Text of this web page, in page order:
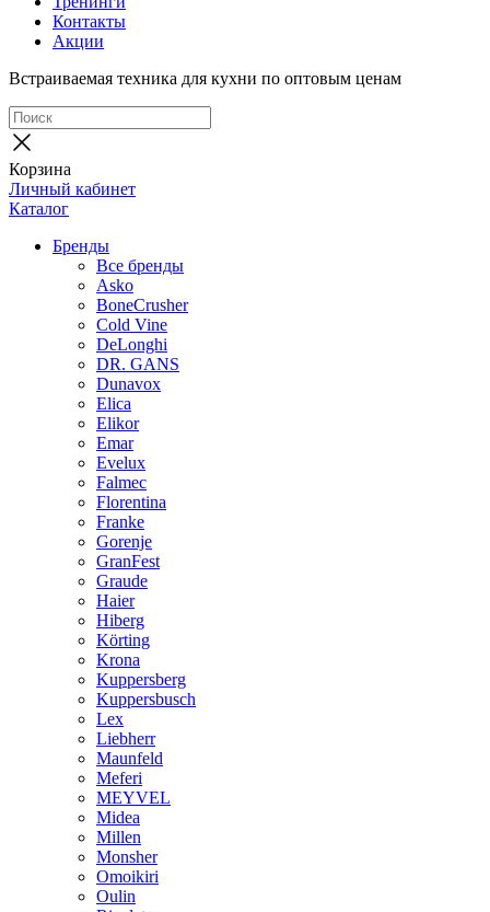
Контакты
Акции
Встраиваемая техника для кухни по оптовым ценам
Корзина
Личный кабинет
Каталог
Бренды
Все бренды
Asko
BoneCrusher
Cold Vine
DeLonghi
DR. GANS
Dunavox
Elica
Elikor
Emar
Evelux
Falmec
Florentina
Franke
Gorenje
GranFest
Graude
Haier
Hiberg
Körting
Krona
Kuppersberg
Kuppersbusch
Lex
Liebherr
Maunfeld
Meferi
MEYVEL
Midea
Millen
Monsher
Omoikiri
Oulin